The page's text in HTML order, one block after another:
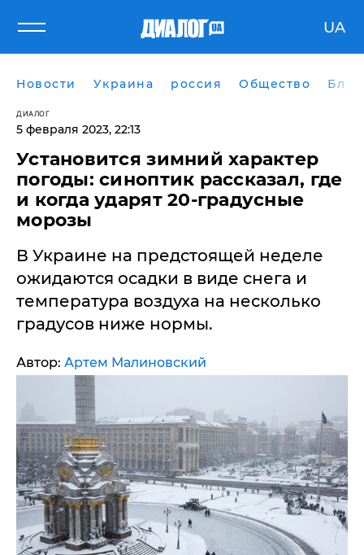
UA
Новости Украина россия Общество
ДИАЛОГ
5 февраля 2023, 22:13
Установится зимний характер
погоды: синоптик рассказал, где
и когда ударят 20-градусные
морозы
В Украине на предстоящей неделе
ожидаются осадки в виде снега и
температура воздуха на несколько
градусов ниже нормы.
Автор: Артем Малиновский